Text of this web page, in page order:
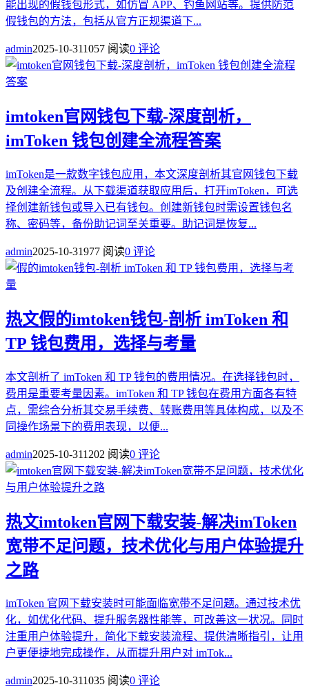
能出现的假钱包形式，如仿冒 APP、钓鱼网站等。提供防范
假钱包的方法，包括从官方正规渠道下...
admin2025-10-311057 阅读0 评论
imtoken官网钱包下载-深度剖析，
imToken 钱包创建全流程答案
imToken是一款数字钱包应用，本文深度剖析其官网钱包下载
及创建全流程。从下载渠道获取应用后，打开imToken，可选
择创建新钱包或导入已有钱包。创建新钱包时需设置钱包名
称、密码等，备份助记词至关重要。助记词是恢复...
admin2025-10-31977 阅读0 评论
热文假的imtoken钱包-剖析 imToken 和
TP 钱包费用，选择与考量
本文剖析了 imToken 和 TP 钱包的费用情况。在选择钱包时，
费用是重要考量因素。imToken 和 TP 钱包在费用方面各有特
点，需综合分析其交易手续费、转账费用等具体构成，以及不
同操作场景下的费用表现，以便...
admin2025-10-311202 阅读0 评论
热文imtoken官网下载安装-解决imToken
宽带不足问题，技术优化与用户体验提升
之路
imToken 官网下载安装时可能面临宽带不足问题。通过技术优
化，如优化代码、提升服务器性能等，可改善这一状况。同时
注重用户体验提升，简化下载安装流程、提供清晰指引，让用
户更便捷地完成操作，从而提升用户对 imTok...
admin2025-10-311035 阅读0 评论